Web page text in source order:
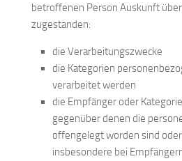
betroffenen Person Auskunft
zugestanden:
die Verarbeitungszwecke
die Kategorien
verarbeitet werden
die Empfänger oder
gegenüber denen die
offengelegt worden sind
insbesondere bei